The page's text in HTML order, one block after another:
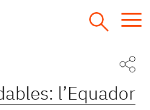
l’Equador